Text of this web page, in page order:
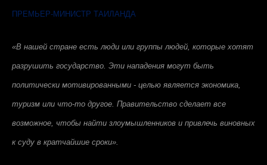
ПРЕМЬЕР-МИНИСТР ТАИЛАНДА
«В нашей стране есть люди или группы людей, которые хотят
разрушить государство. Эти нападения могут быть
политически мотивированными - целью является экономика,
туризм или что-то другое. Правительство сделает все
возможное, чтобы найти злоумышленников и привлечь виновных
к суду в кратчайшие сроки».